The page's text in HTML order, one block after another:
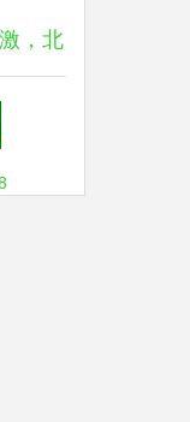
，北
升